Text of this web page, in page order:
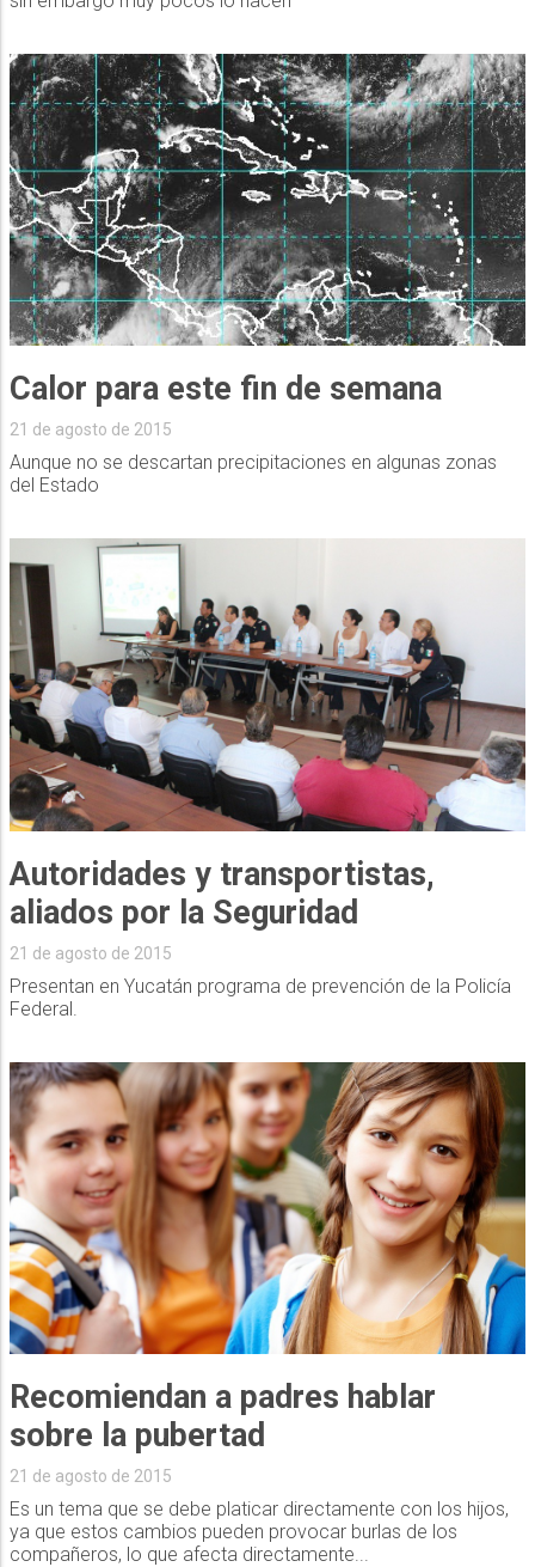
Calor para este fin de semana
21 de agosto de 2015
Aunque no se descartan precipitaciones en algunas zonas
del Estado
Autoridades y transportistas,
aliados por la Seguridad
21 de agosto de 2015
Presentan en Yucatán programa de prevención de la Policía
Federal.
Recomiendan a padres hablar
sobre la pubertad
21 de agosto de 2015
Es un tema que se debe platicar directamente con los hijos,
ya que estos cambios pueden provocar burlas de los
compañeros, lo que afecta directamente...